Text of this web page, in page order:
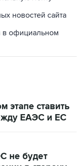
в официальном
ЕАЭС и ЕС
в сторону